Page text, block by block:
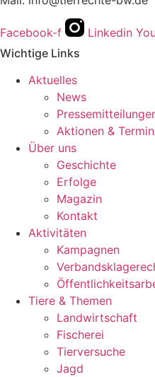
Facebook-f Linkedin
Wichtige Links
Aktuelles
News
Aktionen &
Über uns
Geschichte
Erfolge
Magazin
Kontakt
Aktivitäten
Kampagnen
Tiere & Themen
Landwirtschaft
Fischerei
Tierversuche
Jagd